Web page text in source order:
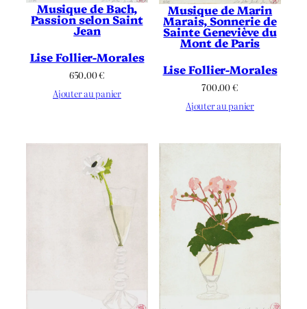
Musique de Bach,
Passion selon Saint
Jean
Lise Follier-Morales
650.00€
Ajouter au panier
Musique de Marin
Marais, Sonnerie de
Sainte Geneviève du
Mont de Paris
Lise Follier-Morales
700.00€
Ajouter au panier